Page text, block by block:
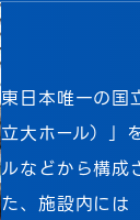
東日本唯一の国
立大ホール）」
ルなどから構成
た、施設内には